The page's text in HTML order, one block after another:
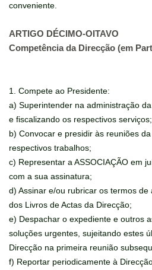
conveniente.
ARTIGO DÉCIMO-OITAVO
Competência da Direcção (em
1. Compete ao Presidente:
a) Superintender na administração
e fiscalizando os respectivos serviços;
b) Convocar e presidir às reuniões
respectivos trabalhos;
c) Representar a ASSOCIAÇÃO em
com a sua assinatura;
d) Assinar e/ou rubricar os termos
dos Livros de Actas da Direcção;
e) Despachar o expediente e outros
soluções urgentes, sujeitando estes
Direcção na primeira reunião
f) Reportar periodicamente à